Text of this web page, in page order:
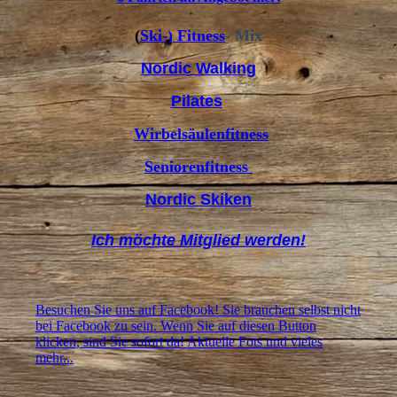
(Ski-) Fitness- Mix
Nordic Walking
Pilates
Wirbelsäulenfitness
Seniorenfitness
Nordic Skiken
Ich möchte Mitglied werden!
Besuchen Sie uns auf Facebook! Sie brauchen selbst nicht
bei Facebook zu sein. Wenn Sie auf diesen Button
klicken, sind Sie sofort da! Aktuelle Fots und vieles
mehr...